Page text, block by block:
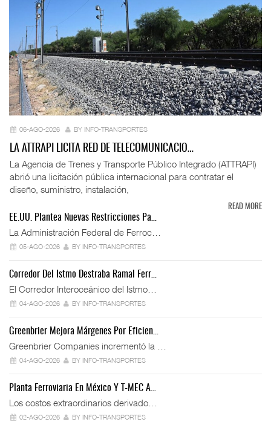
06-AGO-2026 BY INFO-TRANSPORTES
LA ATTRAPI LICITA RED DE TELECOMUNICACIO…
La Agencia de Trenes y Transporte Público Integrado (ATTRAPI)
abrió una licitación pública internacional para contratar el
diseño, suministro, instalación,
READ MORE
EE.UU. Plantea Nuevas Restricciones Pa…
La Administración Federal de Ferroc…
05-AGO-2026 BY INFO-TRANSPORTES
Corredor Del Istmo Destraba Ramal Ferr…
El Corredor Interoceánico del Istmo…
04-AGO-2026 BY INFO-TRANSPORTES
Greenbrier Mejora Márgenes Por Eficien…
Greenbrier Companies incrementó la …
04-AGO-2026 BY INFO-TRANSPORTES
Planta Ferroviaria En México Y T-MEC A…
Los costos extraordinarios derivado…
02-AGO-2026 BY INFO-TRANSPORTES